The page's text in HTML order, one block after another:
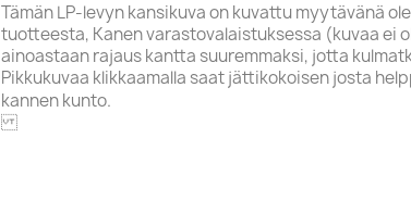
Tämän LP-levyn kansikuva on kuvattu myytävänä
tuotteesta, Kanen varastovalaistuksessa (kuvaa ei
ainoastaan rajaus kantta suuremmaksi, jotta
Pikkukuvaa klikkaamalla saat jättikokoisen josta
kannen kunto.